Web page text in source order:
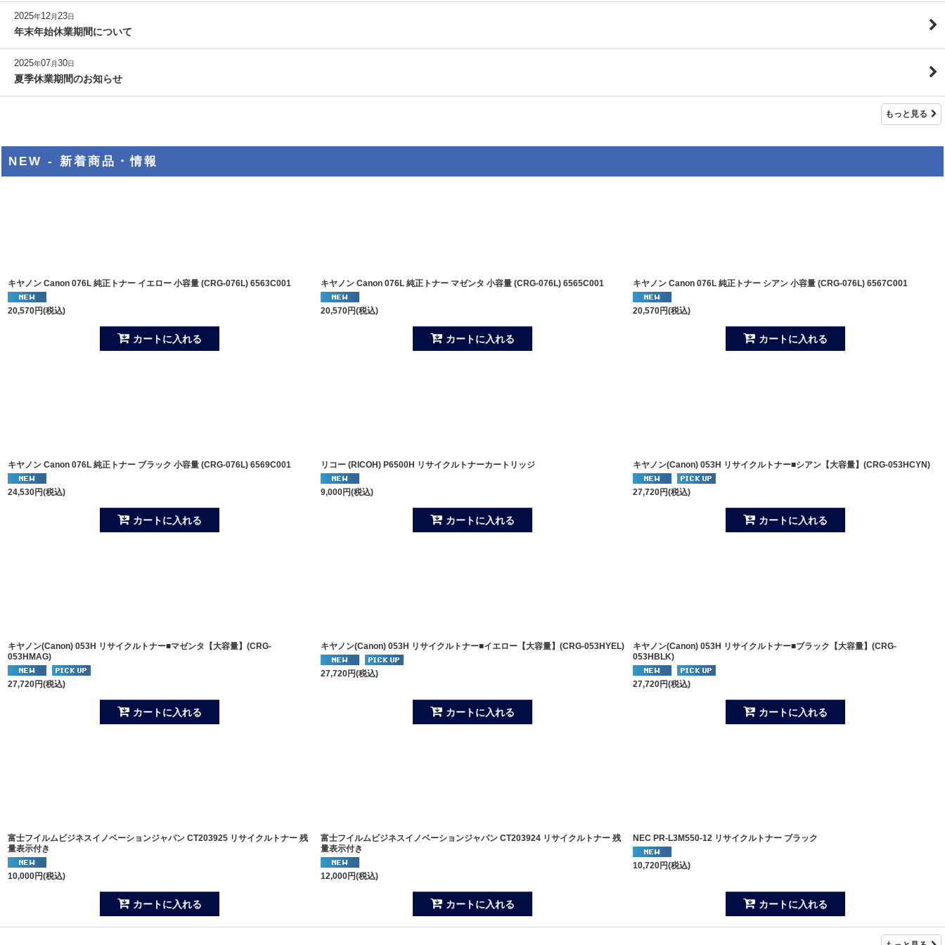
2025年12月23日
年末年始休業期間について
2025年07月30日
夏季休業期間のお知らせ
もっと見る
NEW - 新着商品・情報
キヤノン Canon 076L 純正トナー イエロー 小容量 (CRG-076L) 6563C001
20,570円(税込)
カートに入れる
キヤノン Canon 076L 純正トナー マゼンタ 小容量 (CRG-076L) 6565C001
20,570円(税込)
カートに入れる
キヤノン Canon 076L 純正トナー シアン 小容量 (CRG-076L) 6567C001
20,570円(税込)
カートに入れる
キヤノン Canon 076L 純正トナー ブラック 小容量 (CRG-076L) 6569C001
24,530円(税込)
カートに入れる
リコー (RICOH) P6500H リサイクルトナーカートリッジ
9,000円(税込)
カートに入れる
キヤノン(Canon) 053H リサイクルトナー■シアン【大容量】(CRG-053HCYN)
27,720円(税込)
カートに入れる
キヤノン(Canon) 053H リサイクルトナー■マゼンタ【大容量】(CRG-
053HMAG)
27,720円(税込)
カートに入れる
キヤノン(Canon) 053H リサイクルトナー■イエロー【大容量】(CRG-053HYEL)
27,720円(税込)
カートに入れる
キヤノン(Canon) 053H リサイクルトナー■ブラック【大容量】(CRG-
053HBLK)
27,720円(税込)
カートに入れる
富士フイルムビジネスイノベーションジャパン CT203925 リサイクルトナー 残
量表示付き
10,000円(税込)
カートに入れる
富士フイルムビジネスイノベーションジャパン CT203924 リサイクルトナー 残
量表示付き
12,000円(税込)
カートに入れる
NEC PR-L3M550-12 リサイクルトナー ブラック
10,720円(税込)
カートに入れる